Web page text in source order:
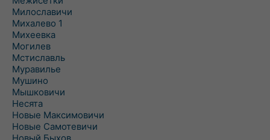
Милославичи
Михалево 1
Михеевка
Могилев
Мстиславль
Муравилье
Мушино
Мышковичи
Несята
Новые Максимовичи
Новые Самотевичи